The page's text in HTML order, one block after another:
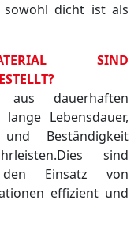
dicht ist als
SIND
aus dauerhaften
Lebensdauer,
Beständigkeit
sind
Einsatz von
effizient und